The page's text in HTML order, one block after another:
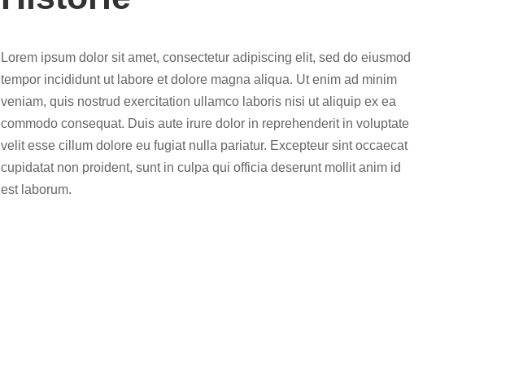
Lorem ipsum dolor sit amet, consectetur adipiscing elit, sed do eiusmod
tempor incididunt ut labore et dolore magna aliqua. Ut enim ad minim
veniam, quis nostrud exercitation ullamco laboris nisi ut aliquip ex ea
commodo consequat. Duis aute irure dolor in reprehenderit in voluptate
velit esse cillum dolore eu fugiat nulla pariatur. Excepteur sint occaecat
cupidatat non proident, sunt in culpa qui officia deserunt mollit anim id
est laborum.